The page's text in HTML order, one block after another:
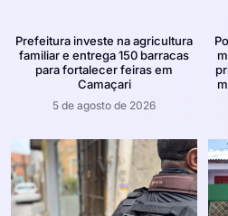
Prefeitura investe na agricultura
familiar e entrega 150 barracas
para fortalecer feiras em
Camaçari
5 de agosto de 2026